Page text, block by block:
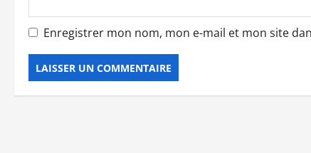
Enregistrer mon nom, mon e-mail et mon site